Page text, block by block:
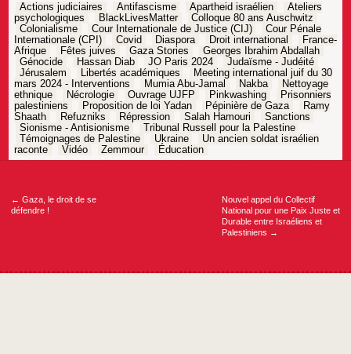
Actions judiciaires Antifascisme Apartheid israélien
Ateliers
psychologiques
BlackLivesMatter
Colloque 80 ans Auschwitz
Colonialisme
Cour Internationale de Justice (CIJ)
Cour Pénale
Internationale (CPI)
Covid Diaspora Droit international
France-
Afrique
Fêtes juives Gaza Stories
Georges Ibrahim Abdallah
Génocide
Hassan Diab JO Paris 2024
Judaïsme - Judéité
Jérusalem
Libertés académiques
Meeting international juif du 30
mars 2024 - Interventions
Mumia Abu-Jamal Nakba
Nettoyage
ethnique
Nécrologie Ouvrage UJFP Pinkwashing
Prisonniers
palestiniens
Proposition de loi Yadan Pépinière de Gaza
Ramy
Shaath
Refuzniks Répression Salah Hamouri
Sanctions
Sionisme - Antisionisme
Tribunal Russell pour la Palestine
Témoignages de Palestine
Ukraine
Un ancien soldat israélien
raconte
Vidéo Zemmour Éducation
Navigation
← Gaza, le droit de se
défendre !
Nouvel appel du Collectif
National pour une Paix Juste et
Durable entre Israéliens et
Palestiniens →